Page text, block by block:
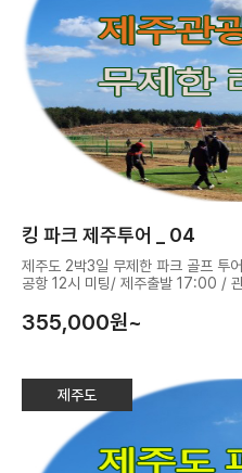
킹 파크 제주투어 _ 04
제주도 2박3일 무제한 파크 골프
공항 12시 미팅/ 제주출발 17:00 /
355,000원~
제주도